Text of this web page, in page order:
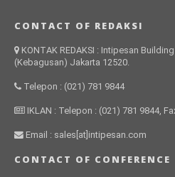
CONTACT OF REDAKSI
KONTAK REDAKSI : Intipesan
(Kebagusan) Jakarta 12520.
Telepon : (021) 781 9844
IKLAN : Telepon : (021) 781 9844,
Email : sales[at]intipesan.com
CONTACT OF CONFERENCE